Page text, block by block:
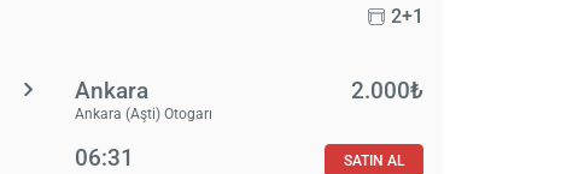
2+1
Ankara
Ankara (Aşti) Otogarı
2.000₺
06:31 SATIN AL